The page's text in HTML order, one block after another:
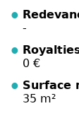
-
0 €
Surface
35 m²